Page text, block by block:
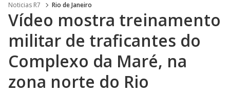
Noticias R7 Rio de Janeiro
Vídeo mostra treinamento
militar de traficantes do
Complexo da Maré, na
zona norte do Rio